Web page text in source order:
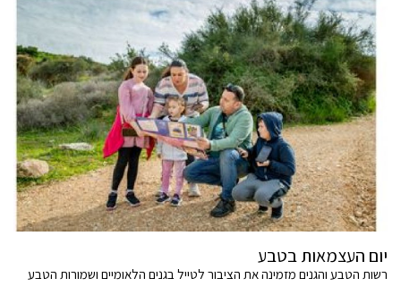
יום העצמאות בטבע
רשות הטבע והגנים מזמינה את הציבור לטייל בגנים הלאומיים ושמורות הטבע